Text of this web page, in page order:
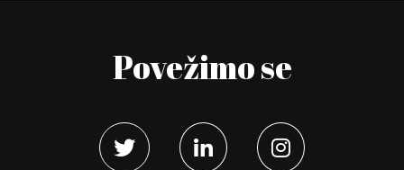
Povežimo se